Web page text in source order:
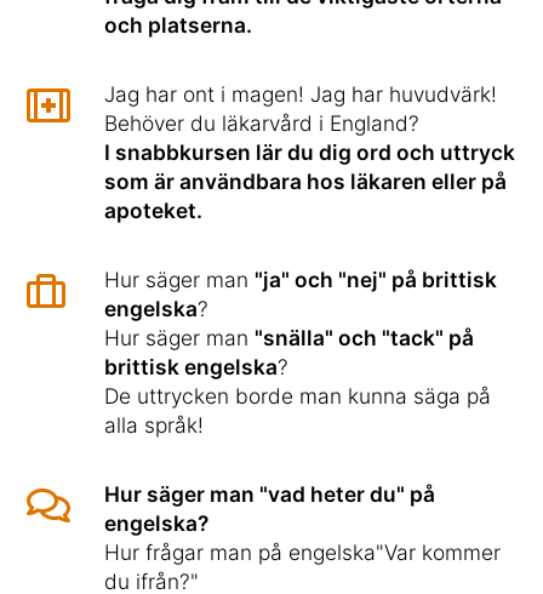
och platserna.
Jag har ont i magen! Jag har huvudvärk!
Behöver du läkarvård i England?
I snabbkursen lär du dig ord och uttryck
som är användbara hos läkaren eller på
apoteket.
Hur säger man "ja" och "nej" på brittisk
engelska?
Hur säger man "snälla" och "tack" på
brittisk engelska?
De uttrycken borde man kunna säga på
alla språk!
Hur säger man "vad heter du" på
engelska?
Hur frågar man på engelska"Var kommer
du ifrån?"